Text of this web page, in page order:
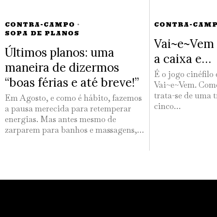
CONTRA-CAMPO ·
SOPA DE PLANOS
Últimos planos: uma
maneira de dizermos
“boas férias e até breve!”
Em Agosto, e como é hábito, fazemos
a pausa merecida para retemperar
energias. Mas antes mesmo de
zarparem para banhos e massagens,…
CONTRA-
a caixa e…
É o jogo cinéfilo
Vai~e~Vem.
trata-se de uma
cinco…